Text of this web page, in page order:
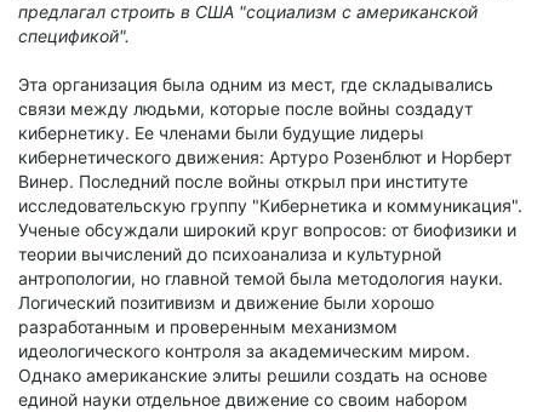
предлагал строить в США "социализм с американской
спецификой".
Эта организация была одним из мест, где складывались
связи между людьми, которые после войны создадут
кибернетику. Ее членами были будущие лидеры
кибернетического движения: Артуро Розенблют и Норберт
Винер. Последний после войны открыл при институте
исследовательскую группу "Кибернетика и коммуникация".
Ученые обсуждали широкий круг вопросов: от биофизики и
теории вычислений до психоанализа и культурной
антропологии, но главной темой была методология науки.
Логический позитивизм и движение были хорошо
разработанным и проверенным механизмом
идеологического контроля за академическим миром.
Однако американские элиты решили создать на основе
единой науки отдельное движение со своим набором